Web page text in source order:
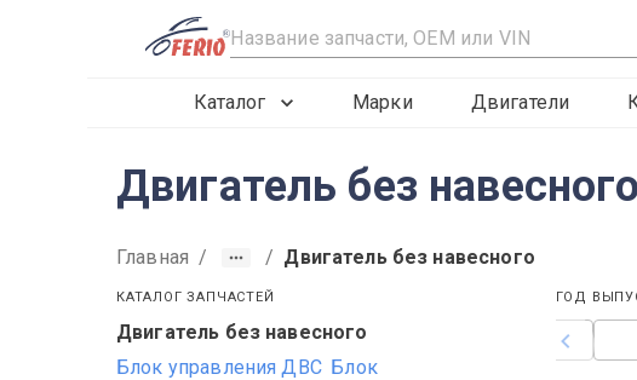
R
Каталог Марки Двигатели
Двигатель без
Главная / / Двигатель без навесного
КАТАЛОГ ЗАПЧАСТЕЙ
Двигатель без навесного
Блок управления ДВС Блок
ГОД
1999
1998